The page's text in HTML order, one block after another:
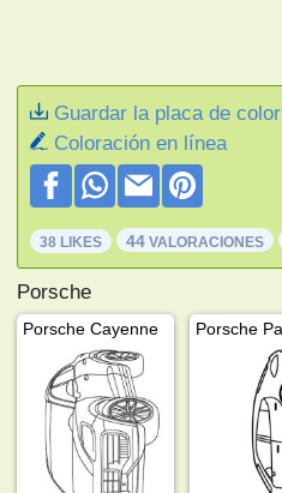
Guardar la placa de color
Coloración en línea
38 LIKES 44 VALORACIONES
Porsche
Porsche Cayenne